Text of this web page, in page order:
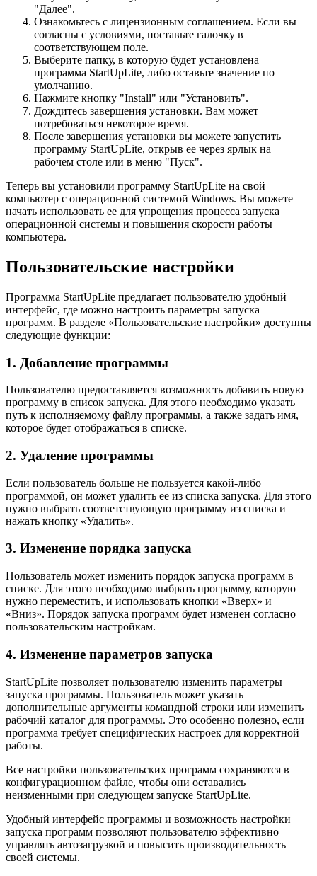
"Далее".
Ознакомьтесь с лицензионным соглашением. Если вы
согласны с условиями, поставьте галочку в
соответствующем поле.
Выберите папку, в которую будет установлена
программа StartUpLite, либо оставьте значение по
умолчанию.
Нажмите кнопку "Install" или "Установить".
Дождитесь завершения установки. Вам может
потребоваться некоторое время.
После завершения установки вы можете запустить
программу StartUpLite, открыв ее через ярлык на
рабочем столе или в меню "Пуск".
Теперь вы установили программу StartUpLite на свой
компьютер с операционной системой Windows. Вы можете
начать использовать ее для упрощения процесса запуска
операционной системы и повышения скорости работы
компьютера.
Пользовательские настройки
Программа StartUpLite предлагает пользователю удобный
интерфейс, где можно настроить параметры запуска
программ. В разделе «Пользовательские настройки» доступны
следующие функции:
1. Добавление программы
Пользователю предоставляется возможность добавить новую
программу в список запуска. Для этого необходимо указать
путь к исполняемому файлу программы, а также задать имя,
которое будет отображаться в списке.
2. Удаление программы
Если пользователь больше не пользуется какой-либо
программой, он может удалить ее из списка запуска. Для этого
нужно выбрать соответствующую программу из списка и
нажать кнопку «Удалить».
3. Изменение порядка запуска
Пользователь может изменить порядок запуска программ в
списке. Для этого необходимо выбрать программу, которую
нужно переместить, и использовать кнопки «Вверх» и
«Вниз». Порядок запуска программ будет изменен согласно
пользовательским настройкам.
4. Изменение параметров запуска
StartUpLite позволяет пользователю изменить параметры
запуска программы. Пользователь может указать
дополнительные аргументы командной строки или изменить
рабочий каталог для программы. Это особенно полезно, если
программа требует специфических настроек для корректной
работы.
Все настройки пользовательских программ сохраняются в
конфигурационном файле, чтобы они оставались
неизменными при следующем запуске StartUpLite.
Удобный интерфейс программы и возможность настройки
запуска программ позволяют пользователю эффективно
управлять автозагрузкой и повысить производительность
своей системы.